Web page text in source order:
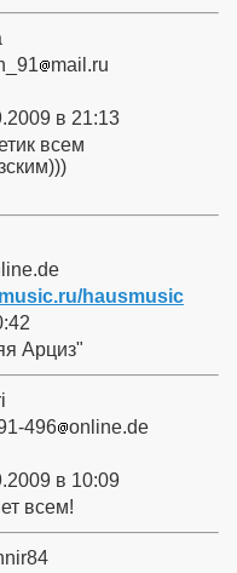
mail.ru
в 21:13
всем
hausmusic
Арциз"
496 online.de
в 10:09
всем!